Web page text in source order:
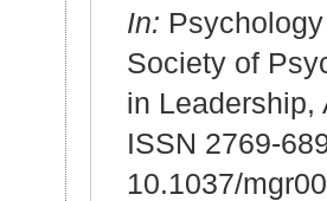
In:
Society of
in Leadership,
ISSN 2769-
10.1037/